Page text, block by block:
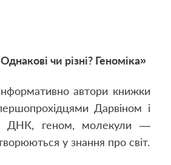
чи різні? Геноміка»
автори книжки
Дарвіном і
ДНК, геном, молекули —
у знання про світ.